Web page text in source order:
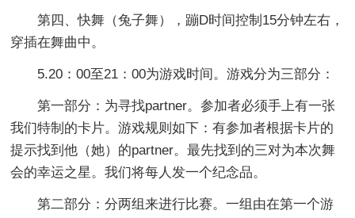
第四、快舞（兔子舞），蹦D时间控制15分钟左右，
穿插在舞曲中。
5.20：00至21：00为游戏时间。游戏分为三部分：
第一部分：为寻找partner。参加者必须手上有一张
我们特制的卡片。游戏规则如下：有参加者根据卡片的
提示找到他（她）的partner。最先找到的三对为本次舞
会的幸运之星。我们将每人发一个纪念品。
第二部分：分两组来进行比赛。一组由在第一个游